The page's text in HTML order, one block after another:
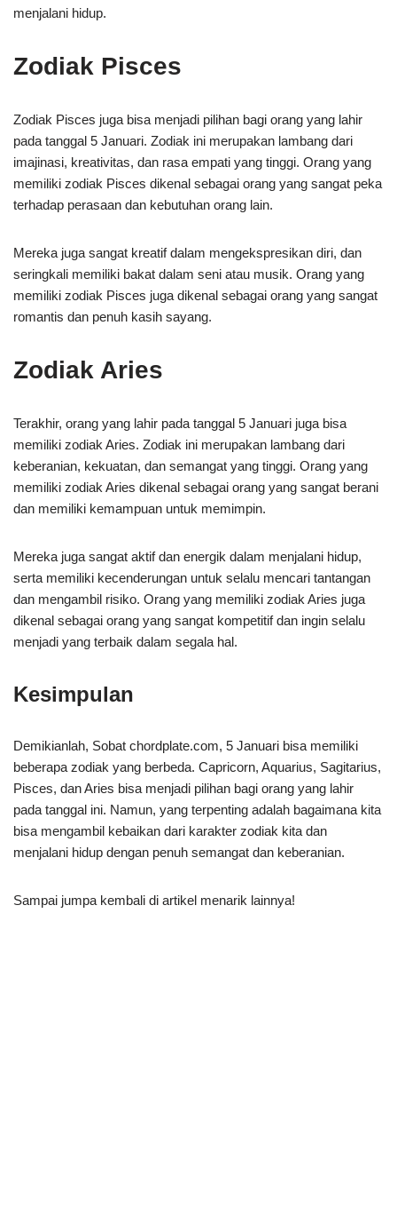
menjalani hidup.
Zodiak Pisces
Zodiak Pisces juga bisa menjadi pilihan bagi orang yang lahir
pada tanggal 5 Januari. Zodiak ini merupakan lambang dari
imajinasi, kreativitas, dan rasa empati yang tinggi. Orang yang
memiliki zodiak Pisces dikenal sebagai orang yang sangat peka
terhadap perasaan dan kebutuhan orang lain.
Mereka juga sangat kreatif dalam mengekspresikan diri, dan
seringkali memiliki bakat dalam seni atau musik. Orang yang
memiliki zodiak Pisces juga dikenal sebagai orang yang sangat
romantis dan penuh kasih sayang.
Zodiak Aries
Terakhir, orang yang lahir pada tanggal 5 Januari juga bisa
memiliki zodiak Aries. Zodiak ini merupakan lambang dari
keberanian, kekuatan, dan semangat yang tinggi. Orang yang
memiliki zodiak Aries dikenal sebagai orang yang sangat berani
dan memiliki kemampuan untuk memimpin.
Mereka juga sangat aktif dan energik dalam menjalani hidup,
serta memiliki kecenderungan untuk selalu mencari tantangan
dan mengambil risiko. Orang yang memiliki zodiak Aries juga
dikenal sebagai orang yang sangat kompetitif dan ingin selalu
menjadi yang terbaik dalam segala hal.
Kesimpulan
Demikianlah, Sobat chordplate.com, 5 Januari bisa memiliki
beberapa zodiak yang berbeda. Capricorn, Aquarius, Sagitarius,
Pisces, dan Aries bisa menjadi pilihan bagi orang yang lahir
pada tanggal ini. Namun, yang terpenting adalah bagaimana kita
bisa mengambil kebaikan dari karakter zodiak kita dan
menjalani hidup dengan penuh semangat dan keberanian.
Sampai jumpa kembali di artikel menarik lainnya!